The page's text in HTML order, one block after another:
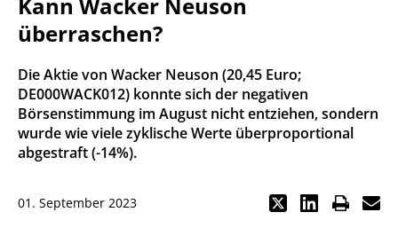
überraschen?
Die Aktie von Wacker Neuson (20,45 Euro;
DE000WACK012) konnte sich der negativen
Börsenstimmung im August nicht entziehen, sondern
wurde wie viele zyklische Werte überproportional
abgestraft (-14%).
01. September 2023